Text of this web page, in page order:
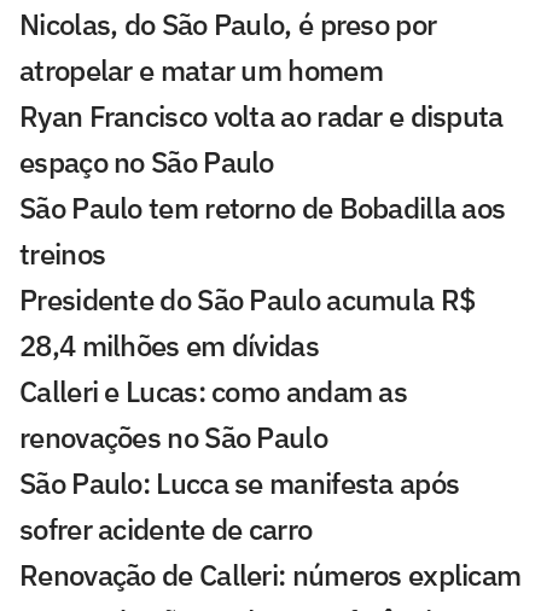
Nicolas, do São Paulo, é preso por
atropelar e matar um homem
Ryan Francisco volta ao radar e disputa
espaço no São Paulo
São Paulo tem retorno de Bobadilla aos
treinos
Presidente do São Paulo acumula R$
28,4 milhões em dívidas
Calleri e Lucas: como andam as
renovações no São Paulo
São Paulo: Lucca se manifesta após
sofrer acidente de carro
Renovação de Calleri: números explicam